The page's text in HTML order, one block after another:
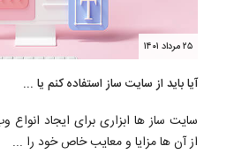
۲۵ مرداد ۱۴۰۱
آیا باید از سایت ساز استفاده کنم یا ...
سایت ساز ها ابزاری برای ایجاد
از آن ها مزایا و معایب خاص خود را ...